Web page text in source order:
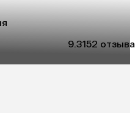
9.3152 отзыва